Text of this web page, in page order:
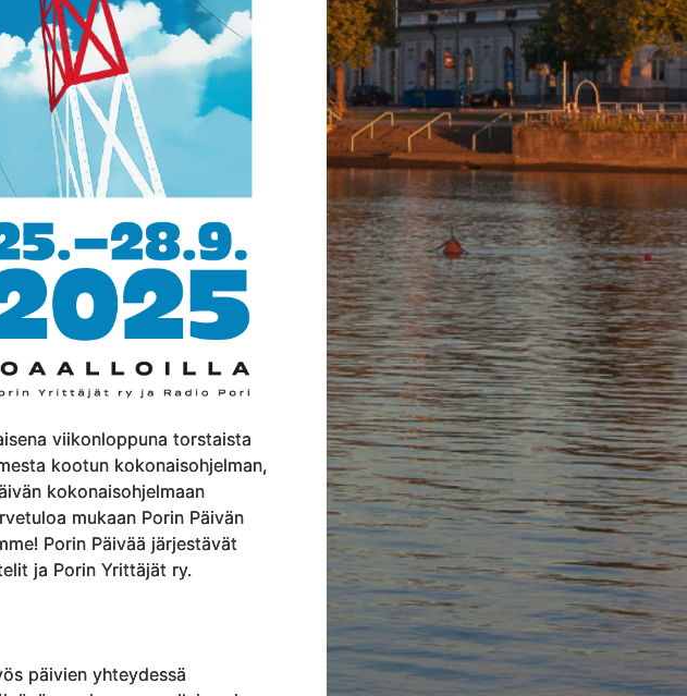
viikonloppuna torstaista
kootun kokonaisohjelman,
kokonaisohjelmaan
mukaan Porin Päivän
Porin Päivää järjestävät
ja Porin Yrittäjät ry.
päivien yhteydessä